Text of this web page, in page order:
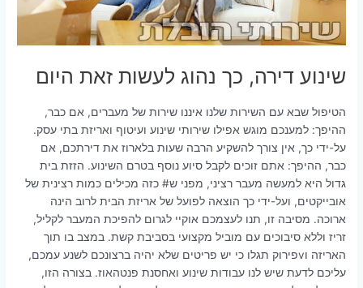
שינוע דירה, כך נהוג לעשות זאת היום
הטיפול שבא עם השירות שלנו איננו שירות של מעברים, אם כבר,
ההיפך: למענכם מוגש אפילו שירותי שינוע ועיטוף ואריזת בתי עסק.
על-ידי כך, אין צורך להשקיע הרבה שעות בלארוז את דירתכם, אם
כבר, ההיפך: אתם זוכים לקבל סיוע נוסף בטרם השינוע. הזזת בית
גדול היא למעשה מעבר רציני, מפני ש# כזה מכילים כמות רצינית של
אובייקטים, ועל-ידי כך הוצאה לפועל של אריזת הבית לרוב הינה
ארוכה. מסיבה זו, תנו לעצמכם אוקיי לגרום להפיכת המעבר לקליל,
זריז וללא סיבוכים עם מוביל מקצועי בסביבת קשת. במצב בו תוך
האריזה וvפירוק תגלו כי יש פריטים שלא יהיה ברצונכם לשנע עמכם,
עליכם לדעת שיש לנו עבודות שינוע ואחסנת פנטהאוז. בצורה הזו,